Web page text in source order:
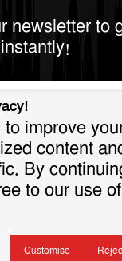
newsletter to
Bangla LLC.
improve
content
By
to our use
Customise